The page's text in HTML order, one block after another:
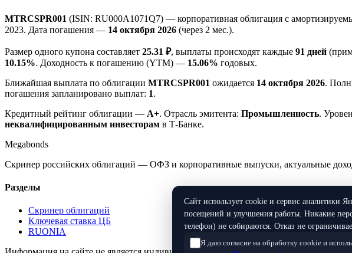
MTRCSPR001 (ISIN: RU000A1071Q7) — корпоративная облигация с
2023. Дата погашения — 14 октября 2026 (через 2 мес.).
Размер одного купона составляет 25.31 ₽, выплаты происходят каждые 91 дней
10.15%. Доходность к погашению (YTM) — 15.06% годовых.
Ближайшая выплата по облигации MTRCSPR001 ожидается 14 октября 2026.
погашения запланировано выплат: 1.
Кредитный рейтинг облигации — A+. Отрасль эмитента: Промышленность.
неквалифицированным инвесторам в Т-Банке.
Megabonds
Скринер российских облигаций — ОФЗ и корпоративные выпуски, актуальные
Разделы
Скринер облигаций
Ключевая ставка ЦБ
RUONIA
Сайт использует cookie и сервис аналитики
посещений и улучшения работы. Никакие
телефон) не собираются. Отказ не
Я даю согласие на обработку cookie и